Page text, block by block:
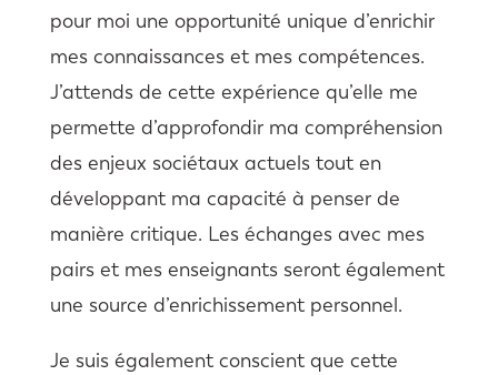
pour moi une opportunité unique d’enrichir
mes connaissances et mes compétences.
J’attends de cette expérience qu’elle me
permette d’approfondir ma compréhension
des enjeux sociétaux actuels tout en
développant ma capacité à penser de
manière critique. Les échanges avec mes
pairs et mes enseignants seront également
une source d’enrichissement personnel.
Je suis également conscient que cette